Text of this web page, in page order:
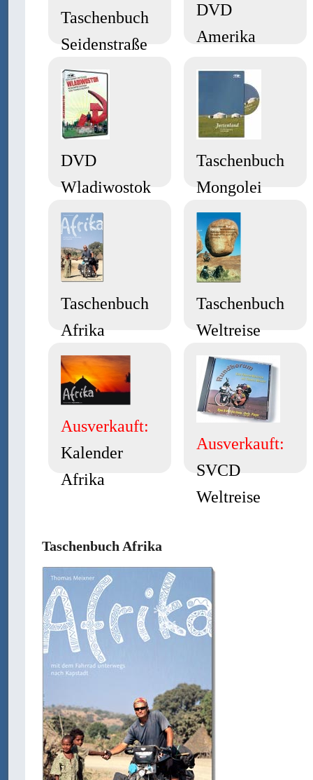
Taschenbuch
Seidenstraße
DVD
Amerika
DVD
Wladiwostok
Taschenbuch
Mongolei
Taschenbuch
Afrika
Taschenbuch
Weltreise
Ausverkauft:
Kalender
Afrika
Ausverkauft:
SVCD
Weltreise
Taschenbuch Afrika